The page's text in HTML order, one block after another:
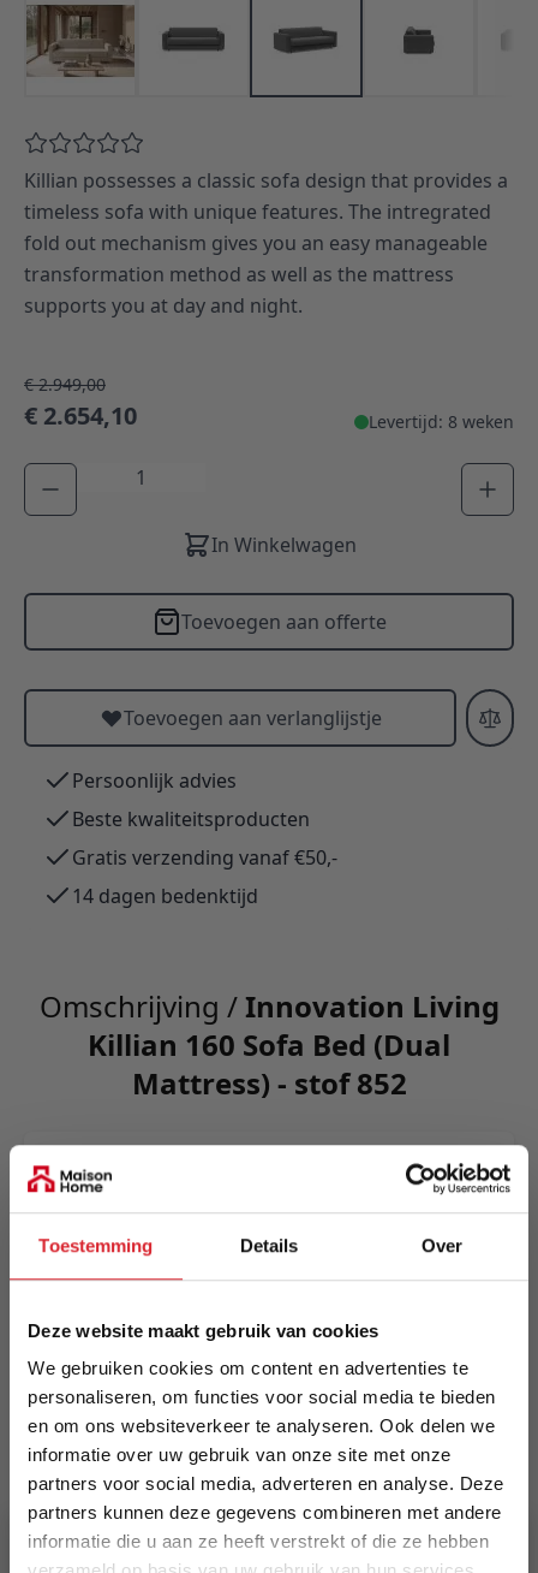
Toestemming Details Over
Deze website maakt gebruik van cookies
We gebruiken cookies om content en advertenties te
personaliseren, om functies voor social media te bieden
en om ons websiteverkeer te analyseren. Ook delen we
informatie over uw gebruik van onze site met onze
partners voor social media, adverteren en analyse. Deze
partners kunnen deze gegevens combineren met andere
informatie die u aan ze heeft verstrekt of die ze hebben
Killian possesses a classic sofa design that provides a
timeless sofa with unique features. The intregrated
fold out mechanism gives you an easy manageable
transformation method as well as the mattress
supports you at day and night.
€ 2.949,00
€ 2.654,10 Levertijd: 8 weken
Aantal
In Winkelwagen
Toevoegen aan offerte
Toevoegen aan verlanglijstje
Persoonlijk advies
Beste kwaliteitsproducten
Gratis verzending vanaf €50,-
14 dagen bedenktijd
Omschrijving /Innovation Living
Killian 160 Sofa Bed (Dual
Mattress) - stof 852
Killian possesses a classic sofa design that
provides a timeless sofa with unique features.
The intregrated fold out mechanism gives you an
easy manageable transformation method as well
as the mattress supports you at day and night.
Meer informatie
Merk
Innovation Living
EAN
5700110953740